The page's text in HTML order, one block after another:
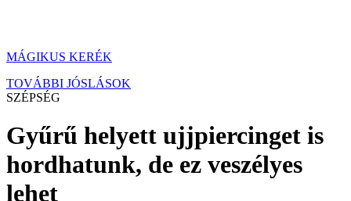
MÁGIKUS KERÉK
TOVÁBBI JÓSLÁSOK
SZÉPSÉG
Gyűrű helyett ujjpiercinget is
hordhatunk, de ez veszélyes
lehet